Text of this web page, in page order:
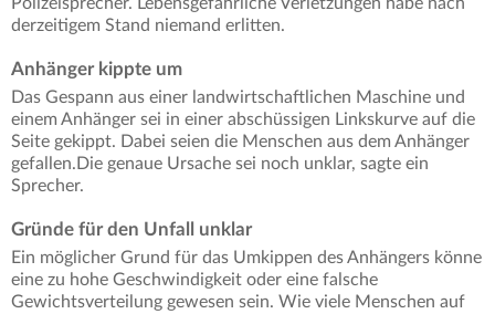
derzeitigem Stand niemand erlitten.
Anhänger kippte um
Das Gespann aus einer landwirtschaftlichen Maschine und
einem Anhänger sei in einer abschüssigen Linkskurve auf die
Seite gekippt. Dabei seien die Menschen aus dem Anhänger
gefallen.Die genaue Ursache sei noch unklar, sagte ein
Sprecher.
Gründe für den Unfall unklar
Ein möglicher Grund für das Umkippen des Anhängers könne
eine zu hohe Geschwindigkeit oder eine falsche
Gewichtsverteilung gewesen sein. Wie viele Menschen auf